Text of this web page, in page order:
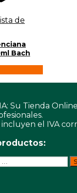
de
Bach
Su Tienda
incluyen el IVA